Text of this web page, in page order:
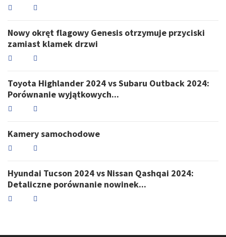
Nowy okręt flagowy Genesis otrzymuje przyciski
zamiast klamek drzwi
Toyota Highlander 2024 vs Subaru Outback 2024:
Porównanie wyjątkowych...
Kamery samochodowe
Hyundai Tucson 2024 vs Nissan Qashqai 2024:
Detaliczne porównanie nowinek...